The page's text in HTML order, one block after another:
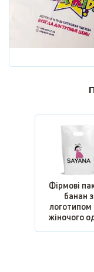
Фірмові
банан з
логотипом
жіночого